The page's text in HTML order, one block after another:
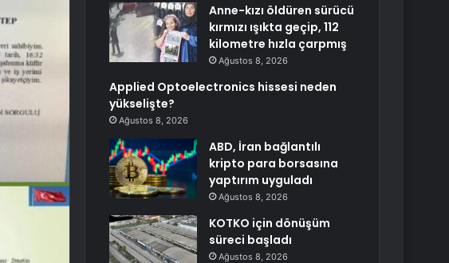
Anne-kızı öldüren sürücü
kırmızı ışıkta geçip, 112
kilometre hızla çarpmış
Ağustos 8, 2026
Applied Optoelectronics hissesi neden
yükselişte?
Ağustos 8, 2026
ABD, İran bağlantılı
kripto para borsasına
yaptırım uyguladı
Ağustos 8, 2026
KOTKO için dönüşüm
süreci başladı
Ağustos 8, 2026